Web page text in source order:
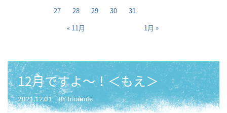
« 11月 1月 »
27
28 29 30 31
12月ですよ～！＜もえ＞
2021.12.01 BY iriomote